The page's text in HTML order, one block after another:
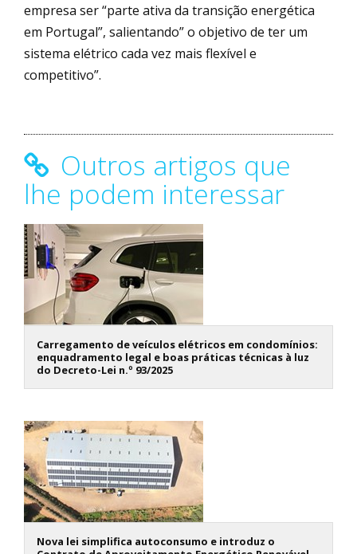
empresa ser “parte ativa da transição energética
em Portugal”, salientando” o objetivo de ter um
sistema elétrico cada vez mais flexível e
competitivo”.
Outros artigos que
lhe podem interessar
Carregamento de veículos elétricos em condomínios:
enquadramento legal e boas práticas técnicas à luz
do Decreto-Lei n.º 93/2025
Nova lei simplifica autoconsumo e introduz o